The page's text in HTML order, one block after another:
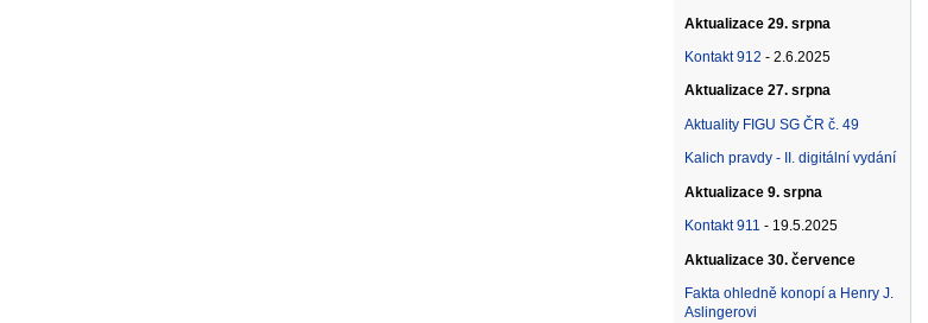
Aktualizace 29. srpna
Kontakt 912 - 2.6.2025
Aktualizace 27. srpna
Aktuality FIGU SG ČR č. 49
Kalich pravdy - II. digitální vydání
Aktualizace 9. srpna
Kontakt 911 - 19.5.2025
Aktualizace 30. července
Fakta ohledně konopí a Henry J.
Aslingerovi